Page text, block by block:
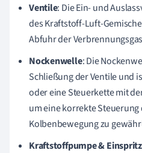
Ventile: Die Ein- und
des Kraftstoff-Luft-
Abfuhr der
Nockenwelle: Die
Schließung der Ventile und
oder eine Steuerkette mit
um eine korrekte
Kolbenbewegung zu
Kraftstoffpumpe &